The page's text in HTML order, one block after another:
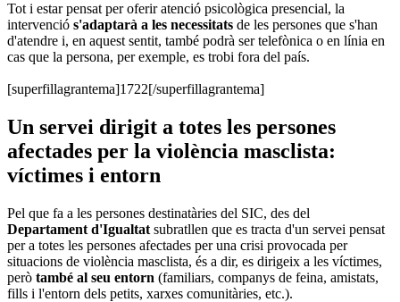
Tot i estar pensat per oferir atenció psicològica presencial, la
intervenció s'adaptarà a les necessitats de les persones que s'han
d'atendre i, en aquest sentit, també podrà ser telefònica o en línia en
cas que la persona, per exemple, es trobi fora del país.
[superfillagrantema]1722[/superfillagrantema]
Un servei dirigit a totes les persones
afectades per la violència masclista:
víctimes i entorn
Pel que fa a les persones destinatàries del SIC, des del
Departament d'Igualtat subratllen que es tracta d'un servei pensat
per a totes les persones afectades per una crisi provocada per
situacions de violència masclista, és a dir, es dirigeix a les víctimes,
però també al seu entorn (familiars, companys de feina, amistats,
fills i l'entorn dels petits, xarxes comunitàries, etc.).